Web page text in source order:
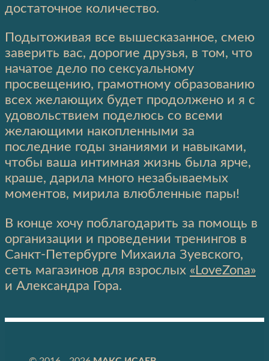
достаточное количество.
Подытоживая все вышесказанное, смею
заверить вас, дорогие друзья, в том, что
начатое дело по сексуальному
просвещению, грамотному образованию
всех желающих будет продолжено и я с
удовольствием поделюсь со всеми
желающими накопленными за
последние годы знаниями и навыками,
чтобы ваша интимная жизнь была ярче,
краше, дарила много незабываемых
моментов, мирила влюбленные пары!
В конце хочу поблагодарить за помощь в
организации и проведении тренингов в
Санкт-Петербурге Михаила Зуевского,
сеть магазинов для взрослых «LoveZona»
и Александра Гора.